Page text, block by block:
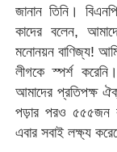
জানান তিনি।
কাদের বলেন,
মনোনয়ন বাণিজ্য!
লীগকে স্পর্শ
আমাদের প্রতিপক্ষ
পড়ার পরও ৫৫৫জন
এবার সবাই লক্ষ্য